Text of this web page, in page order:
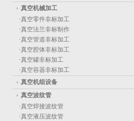
真空机械加工
·真空零件非标加工
·真空法兰非标制作
·真空管道非标加工
·真空腔体非标加工
·真空罐非标加工
·真空容器非标加工
真空机组设备
真空波纹管
·真空焊接波纹管
·真空液压波纹管